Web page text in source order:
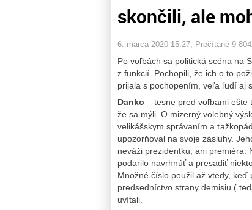
skončili, ale
6. marca 2020 15:27 , Prečítané 9
Po voľbách sa politická scéna na
z funkcií. Pochopili, že ich o to
prijala s pochopením, veľa ľudí aj
Danko – tesne pred voľbami ešte
že sa mýli. O mizerný volebný
velikášskym správaním a
upozorňoval na svoje zásluhy.
neváži prezidentku, ani premiéra.
podarilo navrhnúť a presadiť
Množné číslo použil až vtedy,
predsedníctvo strany demisiu (
uvítali.